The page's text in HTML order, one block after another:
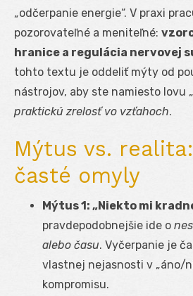
„odčerpanie energie“. V praxi
pozorovateľné a meniteľné:
hranice a regulácia nervovej
tohto textu je oddeliť mýty od
nástrojov, aby ste namiesto lovu
praktickú zrelosť vo vzťahoch.
Mýtus vs.
časté omyly
Mýtus 1: „Niekto mi
pravdepodobnejšie ide o
alebo času. Vyčerpanie je
vlastnej nejasnosti v „áno/
kompromisu.